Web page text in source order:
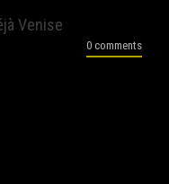
Venise
0 comments